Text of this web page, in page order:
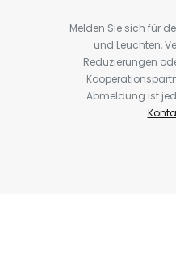
Melden Sie sich für
und Leuchten,
Reduzierungen
Abmeldung ist